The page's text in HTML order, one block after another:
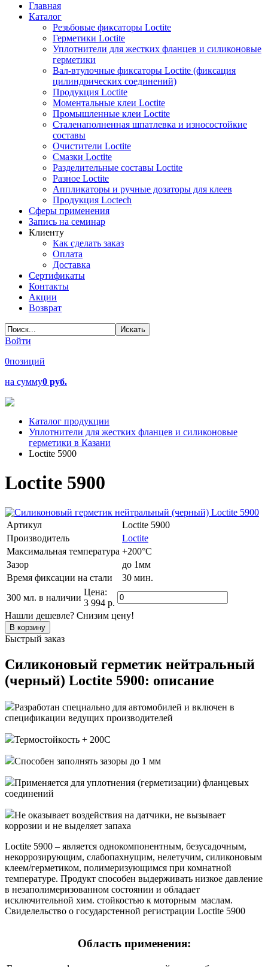
Главная
Каталог
Резьбовые фиксаторы Loctite
Герметики Loctite
Уплотнители для жестких фланцев и силиконовые
герметики
Вал-втулочные фиксаторы Loctite (фиксация
цилиндрических соединений)
Продукция Loctite
Моментальные клеи Loctite
Промышленные клеи Loctite
Сталенаполненная шпатлевка и износостойкие
составы
Очистители Loctite
Смазки Loctite
Разделительные составы Loctite
Разное Loctite
Аппликаторы и ручные дозаторы для клеев
Продукция Loctech
Сферы применения
Запись на семинар
Клиенту
Как сделать заказ
Оплата
Доставка
Сертификаты
Контакты
Акции
Возврат
Войти
0позиций
на сумму0 руб.
Каталог продукции
Уплотнители для жестких фланцев и силиконовые
герметики в Казани
Loctite 5900
Loctite 5900
Артикул
Loctite 5900
Производитель
Loctite
Максимальная температура +200°C
Зазор
до 1мм
Время фиксации на стали
30 мин.
300 мл. в наличии
Цена:
3 994 р.
Нашли дешевле? Снизим цену!
Быстрый заказ
Силиконовый герметик нейтральный
(черный) Loctite 5900: описание
Разработан специально для автомобилей и включен в
спецификации ведущих производителей
Термостойкость + 200С
Способен заполнять зазоры до 1 мм
Применяется для уплотнения (герметизации) фланцевых
соединений
Не оказывает воздействия на датчики, не вызывает
коррозии и не выделяет запаха
Loctite 5900 – является однокомпонентным, безусадочным,
некоррозирующим, слабопахнущим, нелетучим, силиконовым
клеем/герметиком, полимеризующимся при комнатной
температуре. Продукт способен выдерживать низкое давление
в незаполимеризованном состоянии и обладает
исключительной хим. стойкостью к моторным маслам.
Свиделельство о государстенной регистрации Loctite 5900
Область применения: